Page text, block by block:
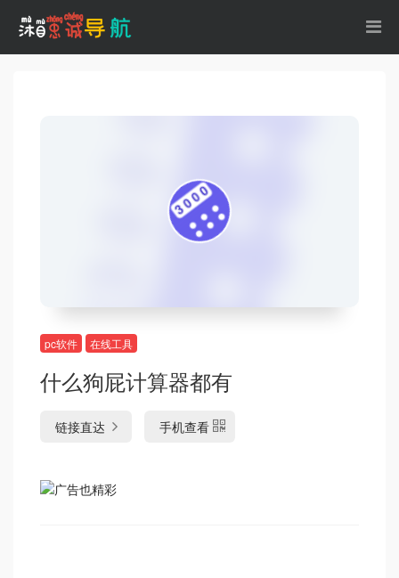
pc软件 在线工具
什么狗屁计算器都有
链接直达 手机查看